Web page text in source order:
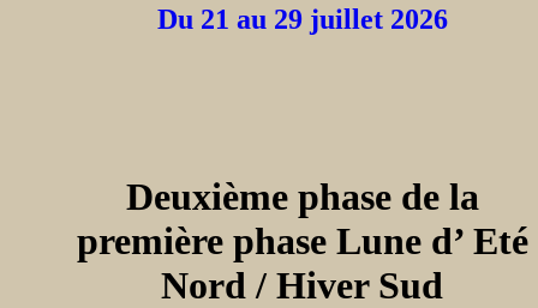
Du 21 au 29 juillet 2026
Deuxième phase de la
première phase Lune d’ Eté
Nord / Hiver Sud